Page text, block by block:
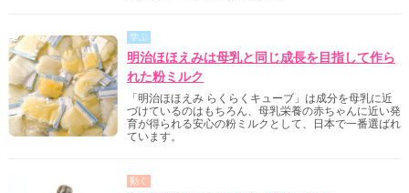
学ぶ
明治ほほえみは母乳と同じ成長を目指して作ら
れた粉ミルク
「明治ほほえみ らくらくキューブ」は成分を母乳に近
づけているのはもちろん、母乳栄養の赤ちゃんに近い発
育が得られる安心の粉ミルクとして、日本で一番選ばれ
ています。
動く